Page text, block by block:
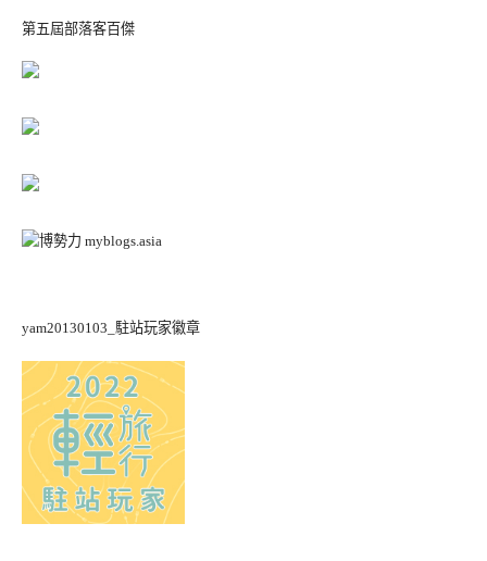
第五屆部落客百傑
yam20130103_駐站玩家徽章